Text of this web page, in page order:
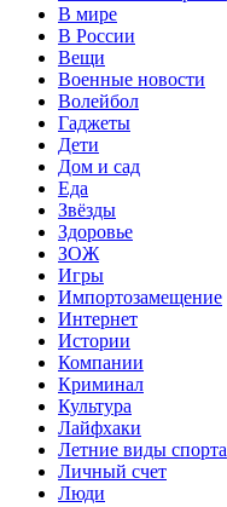
В мире
В России
Вещи
Военные новости
Волейбол
Гаджеты
Дети
Дом и сад
Еда
Звёзды
Здоровье
ЗОЖ
Игры
Импортозамещение
Интернет
Истории
Компании
Криминал
Культура
Лайфхаки
Летние виды спорта
Личный счет
Люди